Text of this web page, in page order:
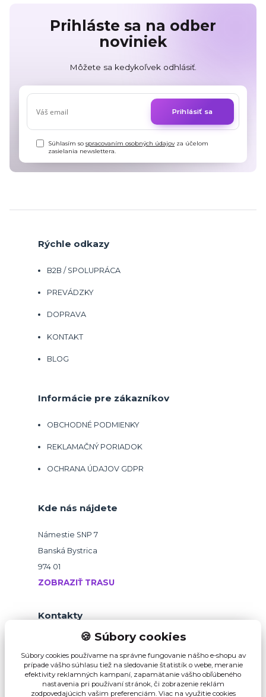
Prihláste sa na odber
noviniek
Môžete sa kedykoľvek odhlásiť.
Prihlásiť sa
Súhlasím sospracovaním osobných údajovza účelom
zasielania newslettera.
Rýchle odkazy
B2B / SPOLUPRÁCA
PREVÁDZKY
DOPRAVA
KONTAKT
BLOG
Informácie pre zákazníkov
OBCHODNÉ PODMIENKY
REKLAMAČNÝ PORIADOK
OCHRANA ÚDAJOV GDPR
Kde nás nájdete
Námestie SNP 7
Banská Bystrica
974 01
ZOBRAZIŤ TRASU
Kontakty
b2b@pikvalitu.sk
🍪 Súbory cookies
Súbory cookies používame na správne fungovanie nášho e-shopu av
prípade vášho súhlasu tiež na sledovanie štatistík o webe, meranie
efektivity reklamných kampaní, zapamätanie vášho obľúbeného
nastavenia pri používaní stránok, či zobrazenie reklám
zodpovedajúcich vašim preferenciám. Viac na využitie cookies